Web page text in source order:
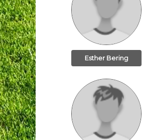
Esther Bering